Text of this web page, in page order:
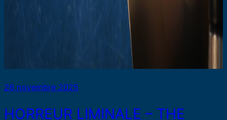
26 novembre 2025
HORREUR LIMINALE – THE